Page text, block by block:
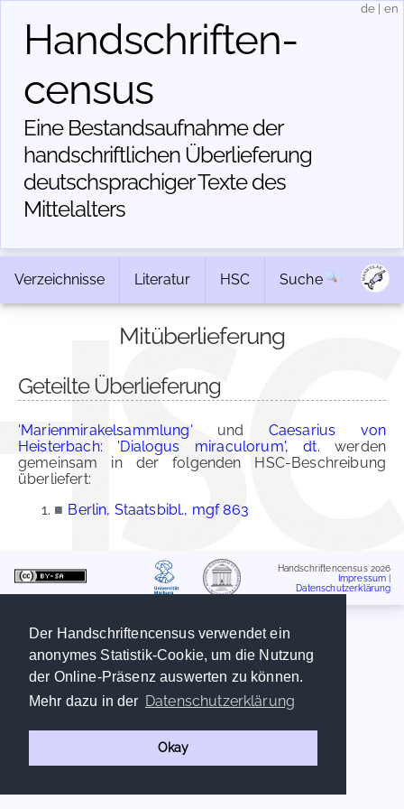
Der Handschriftencensus verwendet ein
anonymes Statistik-Cookie, um die Nutzung
der Online-Präsenz auswerten zu können.
Mehr dazu in der Datenschutzerklärung
Okay
Handschriften­
census
Eine Bestandsaufnahme der
handschriftlichen Über­lieferung
deutschsprachiger Texte des
Mittelalters
de en
Verzeichnisse Literatur HSC Suche
Mitüberlieferung
Geteilte Überlieferung
'Marienmirakelsammlung' und Caesarius von
Heisterbach: 'Dialogus miraculorum', dt. werden
gemeinsam in der folgenden HSC-Beschreibung
überliefert:
■ Berlin, Staatsbibl., mgf 863
Handschriftencensus 2026
Impressum
Datenschutzerklärung